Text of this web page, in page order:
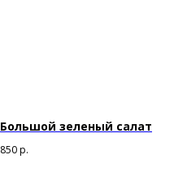
Большой зеленый салат
850р.